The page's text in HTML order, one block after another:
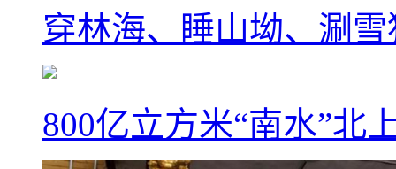
穿林海、睡山坳、涮
800亿立方米“南水”北